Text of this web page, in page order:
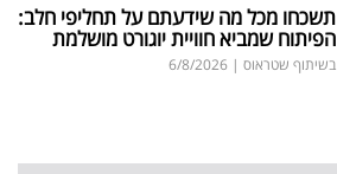
תשכחו מכל מה שידעתם על תחליפי חלב:
הפיתוח שמביא חוויית יוגורט מושלמת
בשיתוף שטראוס |
6/8/2026